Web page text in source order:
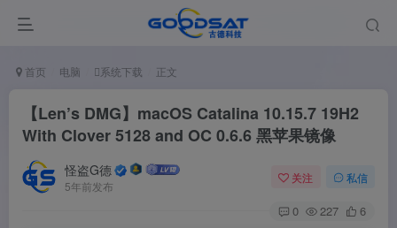
首页 电脑 系统下载 正文
【Len’s DMG】macOS Catalina 10.15.7 19H2
With Clover 5128 and OC 0.6.6 黑苹果镜像
怪盗G德
5年前发布
关注 私信
0 227 6